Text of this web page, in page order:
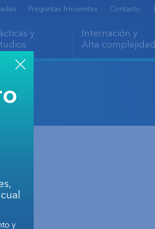
Preguntas frecuentes Contacto
y
Internación y
Alta complejidad
y